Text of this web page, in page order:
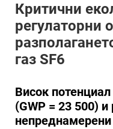
Критични
регулаторни
газ SF6
Висок
(GWP = 23 500) и